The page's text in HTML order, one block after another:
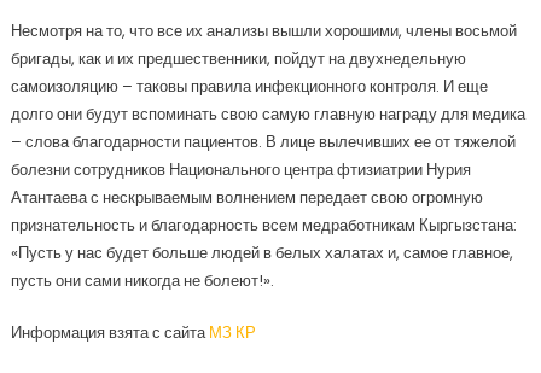
Несмотря на то, что все их анализы вышли хорошими, члены восьмой
бригады, как и их предшественники, пойдут на двухнедельную
самоизоляцию – таковы правила инфекционного контроля. И еще
долго они будут вспоминать свою самую главную награду для медика
– слова благодарности пациентов. В лице вылечивших ее от тяжелой
болезни сотрудников Национального центра фтизиатрии Нурия
Атантаева с нескрываемым волнением передает свою огромную
признательность и благодарность всем медработникам Кыргызстана:
«Пусть у нас будет больше людей в белых халатах и, самое главное,
пусть они сами никогда не болеют!».
Информация взята с сайтаМЗ КР